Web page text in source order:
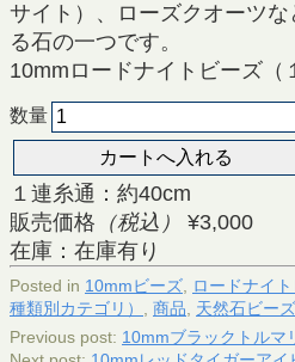
サイト）、ローズクオーツ
る石の一つです。
10mmロードナイトビーズ（
数量
１連糸通：約40cm
販売価格 （税込）
¥3,000
在庫：在庫有り
Posted in 10mmビーズ ロードナイ
種類別カテゴリ）
商品 天然石ビーズ
Previous post: 10mmブラックトルマ